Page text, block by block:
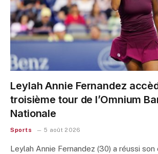
Leylah Annie Fernandez
troisième tour de l’Omnium
Nationale
Sports 5 août 2026
Leylah Annie Fernandez (30) a réussi son